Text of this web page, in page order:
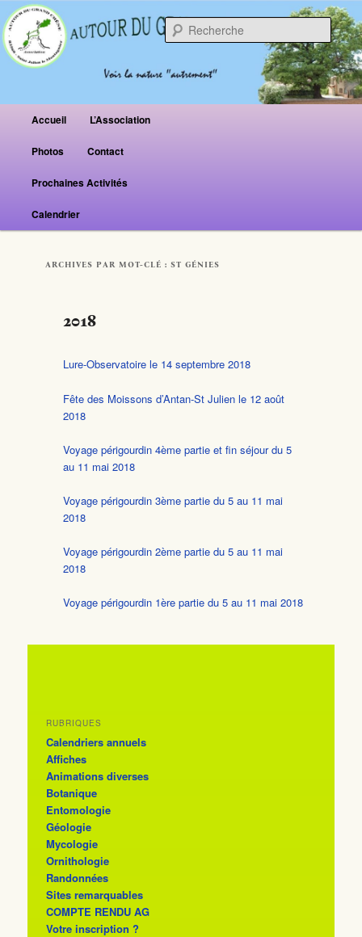
Menu principal
Aller au contenu principal
Aller au contenu secondaire
Accueil L’Association
Photos Contact
Prochaines Activités
Calendrier
ARCHIVES PAR MOT-CLÉ :ST GÉNIES
2018
Lure-Observatoire le 14 septembre 2018
Fête des Moissons d’Antan-St Julien le 12 août
2018
Voyage périgourdin 4ème partie et fin séjour du 5
au 11 mai 2018
Voyage périgourdin 3ème partie du 5 au 11 mai
2018
Voyage périgourdin 2ème partie du 5 au 11 mai
2018
Voyage périgourdin 1ère partie du 5 au 11 mai 2018
RUBRIQUES
Calendriers annuels
Affiches
Animations diverses
Botanique
Entomologie
Géologie
Mycologie
Ornithologie
Randonnées
Sites remarquables
COMPTE RENDU AG
Votre inscription ?